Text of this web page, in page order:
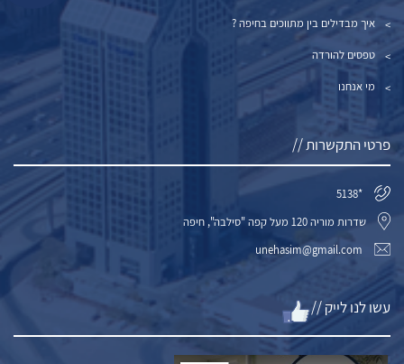
איך מבדילים בין מתווכים בחיפה ?
טפסים להורדה
מי אנחנו
פרטי התקשרות //
*5138
שדרות מוריה 120 מעל קפה "סילבה", חיפה
unehasim@gmail.com
עשו לנו לייק //